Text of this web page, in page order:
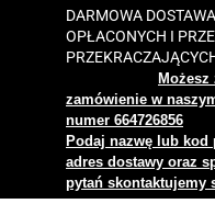
DARMOWA
OPŁACONYCH I
Możesz
zamówienie w
numer 664726856
Podaj nazwę lub
adres dostawy oraz
pytań skontaktujemy